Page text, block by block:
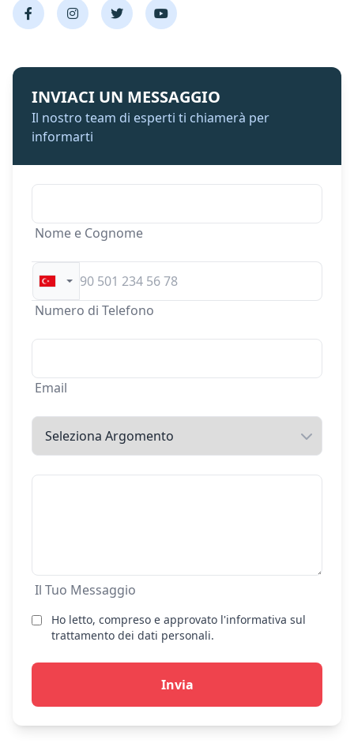
INVIACI UN MESSAGGIO
Il nostro team di esperti ti chiamerà per
informarti
Nome e Cognome
Numero di Telefono
Email
Il Tuo Messaggio
Ho letto, compreso e approvato l'informativa sul
trattamento dei dati personali.
Invia